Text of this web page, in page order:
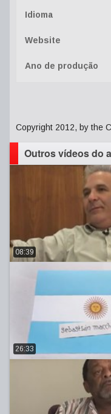
Idioma
Website
Ano de produção
Copyright 2012, by the
Outros vídeos do
08:39
26:33